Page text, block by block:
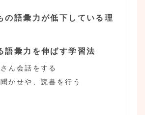
の語彙力が低下している理
語彙力を伸ばす学習法
ん会話をする
かせや、読書を行う